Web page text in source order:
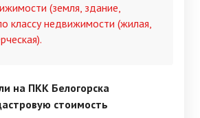
(земля, здание,
классу недвижимости (жилая,
на ПКК Белогорска
стоимость